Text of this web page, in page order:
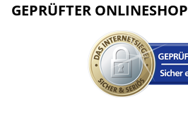
GEPRÜFTER ONLINESHOP